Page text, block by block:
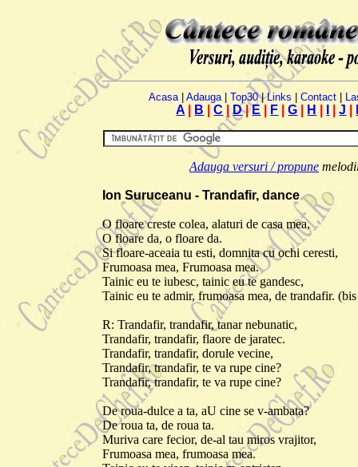
Acasa| Adauga| Top30|Links Contact
A B |C |D|E F |G H |J
Adauga versuri / propune
Ion Suruceanu - Trandafir, dance
O floare creste colea, alaturi de casa mea,
O floare da, o floare da.
Si floare-aceaia tu esti, domnita cu ochi ceresti,
Frumoasa mea, Frumoasa mea.
Tainic eu te iubesc, tainic eu te gandesc,
Tainic eu te admir, frumoasa mea, de trandafir.
R: Trandafir, trandafir, tanar nebunatic,
Trandafir, trandafir, flaore de jaratec.
Trandafir, trandafir, dorule vecine,
Trandafir, trandafir, te va rupe cine?
Trandafir, trandafir, te va rupe cine?
De roua-dulce a ta, aU cine se v-ambata?
De roua ta, de roua ta.
Muriva care fecior, de-al tau miros vrajitor,
Frumoasa mea, frumoasa mea.